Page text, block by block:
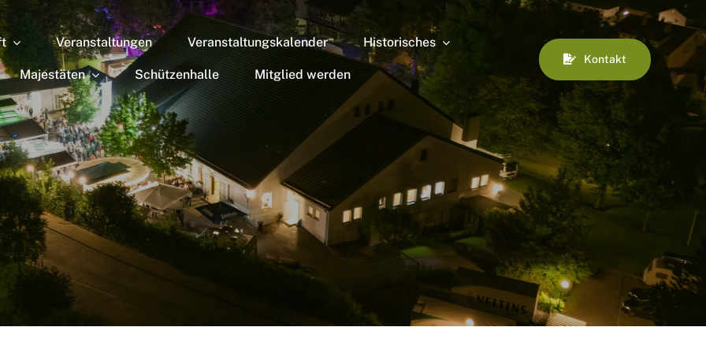
Veranstaltungen Veranstaltungskalender Historisches
Majestäten Schützenhalle Mitglied werden
Kontakt